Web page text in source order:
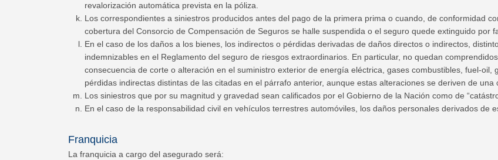
revalorización automática prevista en la póliza.
Los correspondientes a siniestros producidos antes del pago de la primera prima o cuando, de conformidad
cobertura del Consorcio de Compensación de Seguros se halle suspendida o el seguro quede extinguido por
En el caso de los daños a los bienes, los indirectos o pérdidas derivadas de daños directos o indirectos,
indemnizables en el Reglamento del seguro de riesgos extraordinarios. En particular, no quedan
consecuencia de corte o alteración en el suministro exterior de energía eléctrica, gases combustibles, fuel-oil,
pérdidas indirectas distintas de las citadas en el párrafo anterior, aunque estas alteraciones se deriven de
Los siniestros que por su magnitud y gravedad sean calificados por el Gobierno de la Nación como de
En el caso de la responsabilidad civil en vehículos terrestres automóviles, los daños personales derivados de
Franquicia
La franquicia a cargo del asegurado será: